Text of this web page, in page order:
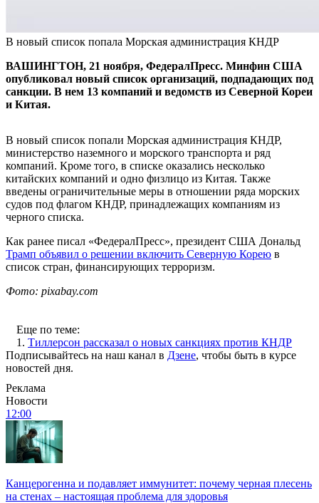
В новый список попала Морская администрация КНДР
ВАШИНГТОН, 21 ноября, ФедералПресс. Минфин США
опубликовал новый список организаций, подпадающих под
санкции. В нем 13 компаний и ведомств из Северной Кореи
и Китая.
В новый список попали Морская администрация КНДР,
министерство наземного и морского транспорта и ряд
компаний. Кроме того, в списке оказались несколько
китайских компаний и одно физлицо из Китая. Также
введены ограничительные меры в отношении ряда морских
судов под флагом КНДР, принадлежащих компаниям из
черного списка.
Как ранее писал «ФедералПресс», президент США Дональд
Трамп объявил о решении включить Северную Корею в
список стран, финансирующих терроризм.
Фото: pixabay.com
Еще по теме:
1. Тиллерсон рассказал о новых санкциях против КНДР
Подписывайтесь на наш канал в Дзене, чтобы быть в курсе
новостей дня.
Реклама
Новости
12:00
Канцерогенна и подавляет иммунитет: почему черная плесень
на стенах – настоящая проблема для здоровья